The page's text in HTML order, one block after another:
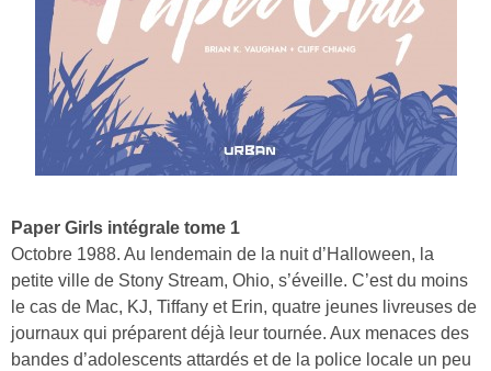
Paper Girls intégrale tome 1
Octobre 1988. Au lendemain de la nuit d’Halloween, la
petite ville de Stony Stream, Ohio, s’éveille. C’est du moins
le cas de Mac, KJ, Tiffany et Erin, quatre jeunes livreuses de
journaux qui préparent déjà leur tournée. Aux menaces des
bandes d’adolescents attardés et de la police locale un peu